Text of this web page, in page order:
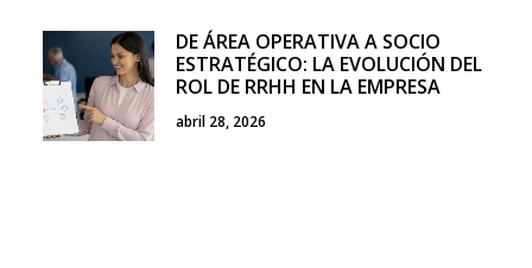
DE ÁREA OPERATIVA A SOCIO
ESTRATÉGICO: LA EVOLUCIÓN DEL
ROL DE RRHH EN LA EMPRESA
abril 28, 2026